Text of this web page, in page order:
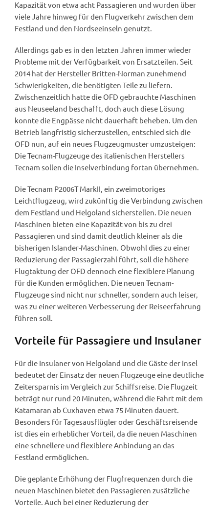
Kapazität von etwa acht Passagieren und wurden über
viele Jahre hinweg für den Flugverkehr zwischen dem
Festland und den Nordseeinseln genutzt.
Allerdings gab es in den letzten Jahren immer wieder
Probleme mit der Verfügbarkeit von Ersatzteilen. Seit
2014 hat der Hersteller Britten-Norman zunehmend
Schwierigkeiten, die benötigten Teile zu liefern.
Zwischenzeitlich hatte die OFD gebrauchte Maschinen
aus Neuseeland beschafft, doch auch diese Lösung
konnte die Engpässe nicht dauerhaft beheben. Um den
Betrieb langfristig sicherzustellen, entschied sich die
OFD nun, auf ein neues Flugzeugmuster umzusteigen:
Die Tecnam-Flugzeuge des italienischen Herstellers
Tecnam sollen die Inselverbindung fortan übernehmen.
Die Tecnam P2006T MarkII, ein zweimotoriges
Leichtflugzeug, wird zukünftig die Verbindung zwischen
dem Festland und Helgoland sicherstellen. Die neuen
Maschinen bieten eine Kapazität von bis zu drei
Passagieren und sind damit deutlich kleiner als die
bisherigen Islander-Maschinen. Obwohl dies zu einer
Reduzierung der Passagierzahl führt, soll die höhere
Flugtaktung der OFD dennoch eine flexiblere Planung
für die Kunden ermöglichen. Die neuen Tecnam-
Flugzeuge sind nicht nur schneller, sondern auch leiser,
was zu einer weiteren Verbesserung der Reiseerfahrung
führen soll.
Vorteile für Passagiere und Insulaner
Für die Insulaner von Helgoland und die Gäste der Insel
bedeutet der Einsatz der neuen Flugzeuge eine deutliche
Zeitersparnis im Vergleich zur Schiffsreise. Die Flugzeit
beträgt nur rund 20 Minuten, während die Fahrt mit dem
Katamaran ab Cuxhaven etwa 75 Minuten dauert.
Besonders für Tagesausflügler oder Geschäftsreisende
ist dies ein erheblicher Vorteil, da die neuen Maschinen
eine schnellere und flexiblere Anbindung an das
Festland ermöglichen.
Die geplante Erhöhung der Flugfrequenzen durch die
neuen Maschinen bietet den Passagieren zusätzliche
Vorteile. Auch bei einer Reduzierung der